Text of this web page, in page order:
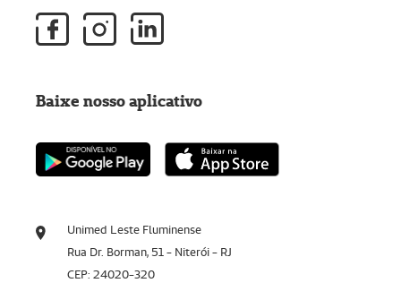
Unimed Leste Fluminense
Rua Dr. Borman, 51 - Niterói - RJ
CEP: 24020-320
Baixe nosso aplicativo